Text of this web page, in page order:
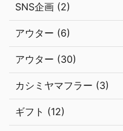
SNS企画 (2)
アウター (6)
アウター (30)
カシミヤマフラー (3)
ギフト (12)